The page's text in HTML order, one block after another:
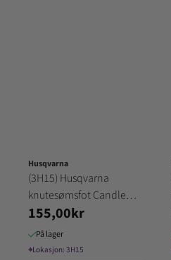
Husqvarna
(3H15) Husqvarna
knutesømsfot Candle
wicking foot Gr 1,6,7
155,00kr
På lager
⌖Lokasjon: 3H15